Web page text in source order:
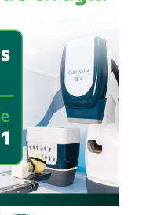
una situación de
legales
lo que las leyes
en estado
digitales al
que la